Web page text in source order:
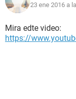
23 ene 2016 a
Mira edte video:
https://